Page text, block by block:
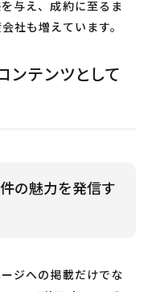
与え、成約に至るま
社も増えています。
テンツとして
の魅力を発信す
ジへの掲載だけでな